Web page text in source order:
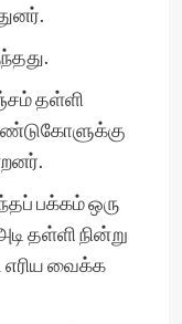
தள்ளி
பக்கம் ஒரு
தள்ளி நின்று
வைக்க